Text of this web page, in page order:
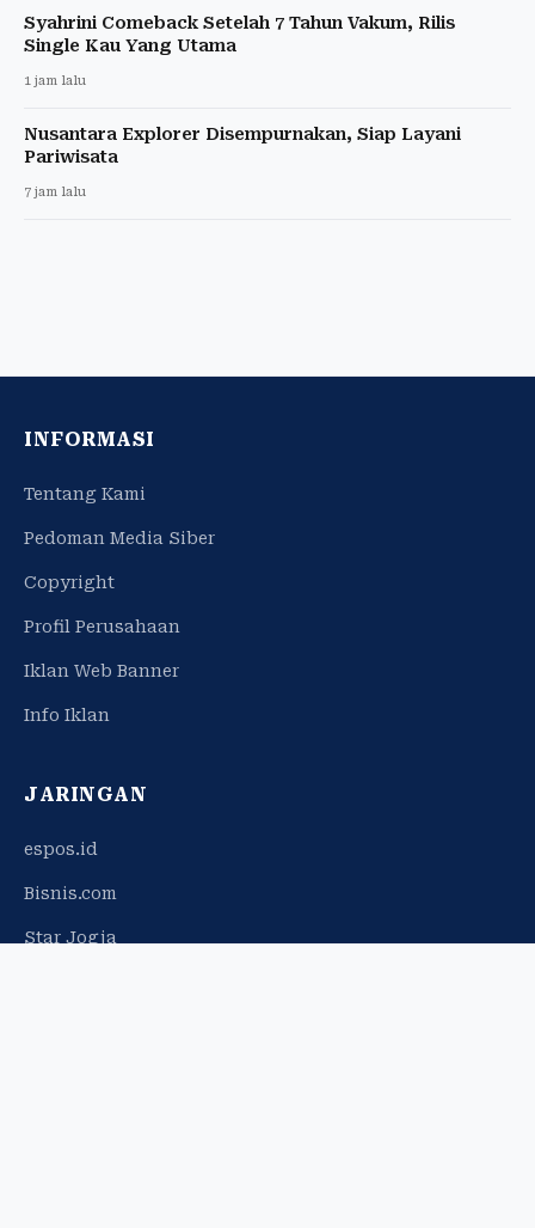
Syahrini Comeback Setelah 7 Tahun Vakum, Rilis
Single Kau Yang Utama
1 jam lalu
Nusantara Explorer Disempurnakan, Siap Layani
Pariwisata
7 jam lalu
INFORMASI
Tentang Kami
Pedoman Media Siber
Copyright
Profil Perusahaan
Iklan Web Banner
Info Iklan
JARINGAN
espos.id
Bisnis.com
Star Jogja